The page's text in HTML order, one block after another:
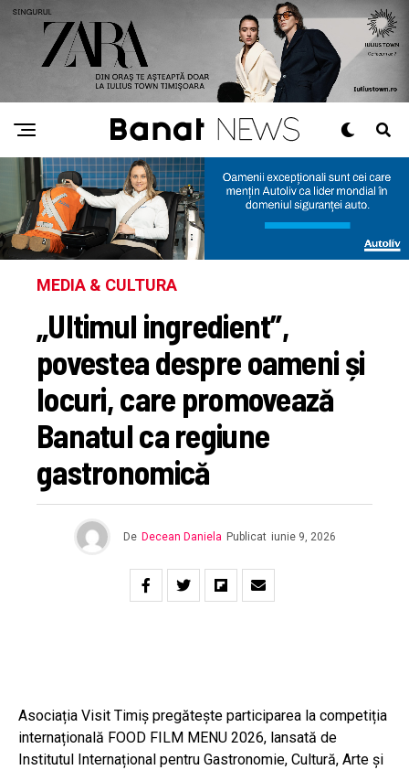
MEDIA & CULTURA
„Ultimul ingredient”,
povestea despre oameni și
locuri, care promovează
Banatul ca regiune
gastronomică
De Decean Daniela Publicat iunie 9, 2026
Asociația Visit Timiș pregătește participarea la competiția
internațională FOOD FILM MENU 2026, lansată de
Institutul Internațional pentru Gastronomie, Cultură, Arte și